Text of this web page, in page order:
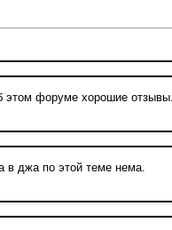
этом форуме хорошие отзывы.
в джа по этой теме нема.